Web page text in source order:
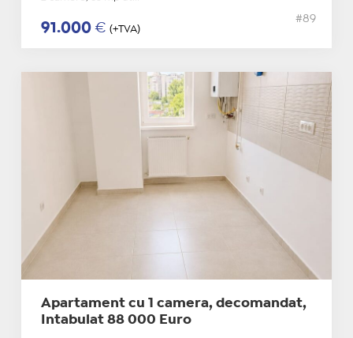
91.000 € (+TVA)
#89
Apartament cu 1 camera, decomandat,
Intabulat 88 000 Euro